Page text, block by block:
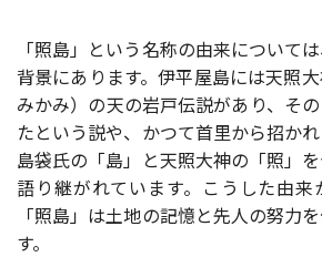
「照島」という名称の由来について
背景にあります。伊平屋島には天照
みかみ）の天の岩戸伝説があり、そ
たという説や、かつて首里から招か
島袋氏の「島」と天照大神の「照」
語り継がれています。こうした由来
「照島」は土地の記憶と先人の努力
す。